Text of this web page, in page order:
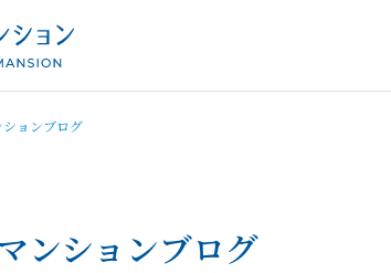
ョンブログ
ンションブログ